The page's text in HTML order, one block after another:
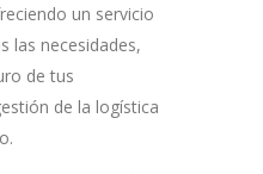
un servicio
las necesidades,
de tus
de la logística